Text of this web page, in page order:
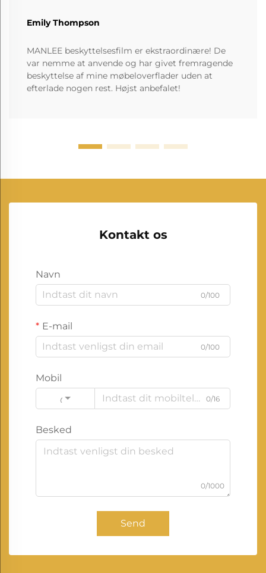
Emily Thompson
MANLEE beskyttelsesfilm er ekstraordinære! De
var nemme at anvende og har givet fremragende
beskyttelse af mine møbeloverflader uden at
efterlade nogen rest. Højst anbefalet!
Kontakt os
Navn
0/100
E-mail
0/100
Mobil
Code
0/16
Besked
0/1000
Send